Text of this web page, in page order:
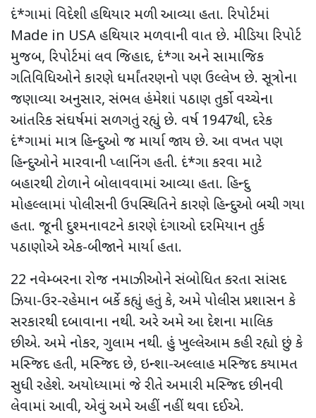
દં*ગામાં વિદેશી હથિયાર મળી આવ્યા હતા. રિપોર્ટમાં
Made in USA હથિયાર મળવાની વાત છે. મીડિયા રિપોર્ટ
મુજબ, રિપોર્ટમાં લવ જિહાદ, દં*ગા અને સામાજિક
ગતિવિધિઓને કારણે ધર્માંતરણનો પણ ઉલ્લેખ છે. સૂત્રોના
જણાવ્યા અનુસાર, સંભલ હંમેશાં પઠાણ તુર્કો વચ્ચેના
આંતરિક સંઘર્ષમાં સળગતું રહ્યું છે. વર્ષ 1947થી, દરેક
દં*ગામાં માત્ર હિન્દુઓ જ માર્યા જાય છે. આ વખત પણ
હિન્દુઓને મારવાની પ્લાનિંગ હતી. દં*ગા કરવા માટે
બહારથી ટોળાને બોલાવવામાં આવ્યા હતા. હિન્દુ
મોહલ્લામાં પોલીસની ઉપસ્થિતિને કારણે હિન્દુઓ બચી ગયા
હતા. જૂની દુશ્મનાવટને કારણે દંગાઓ દરમિયાન તુર્ક
પઠાણોએ એક-બીજાને માર્યા હતા.
22 નવેમ્બરના રોજ નમાઝીઓને સંબોધિત કરતાસાંસદ
ઝિયા-ઉર-રહેમાન બર્કે કહ્યું હતું કે, અમે પોલીસ પ્રશાસન કે
સરકારથી દબાવાના નથી. અરે અમે આ દેશના માલિક
છીએ. અમે નોકર, ગુલામ નથી. હું ખુલ્લેઆમ કહી રહ્યો છું કે
મસ્જિદ હતી, મસ્જિદ છે, ઇન્શા-અલ્લાહ મસ્જિદ કયામત
સુધી રહેશે. અયોધ્યામાં જે રીતે અમારી મસ્જિદ છીનવી
લેવામાં આવી, એવું અમે અહીં નહીં થવા દઈએ.